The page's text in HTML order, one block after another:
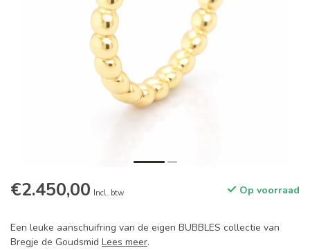
€2.450,00 Incl. btw Op voorraad
Een leuke aanschuifring van de eigen BUBBLES collectie van
Bregje de Goudsmid Lees meer.